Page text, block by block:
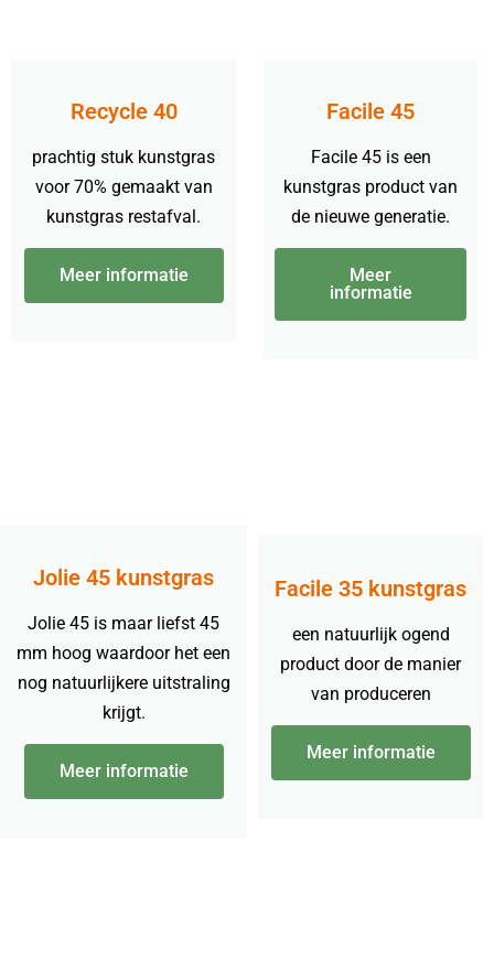
Recycle 40
prachtig stuk kunstgras
voor 70% gemaakt van
kunstgras restafval.
Meer informatie
Facile 45
Facile 45 is een
kunstgras product van
de nieuwe generatie.
Meer
informatie
Jolie 45 kunstgras
Jolie 45 is maar liefst 45
mm hoog waardoor het een
nog natuurlijkere uitstraling
krijgt.
Meer informatie
Facile 35 kunstgras
een natuurlijk ogend
product door de manier
van produceren
Meer informatie